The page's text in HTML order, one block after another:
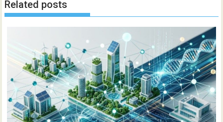
Related posts